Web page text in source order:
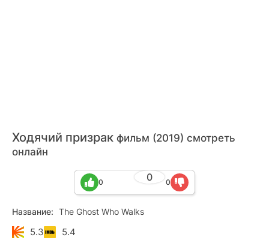
Ходячий призрак фильм (2019) смотреть
онлайн
0
0 0
Название: The Ghost Who Walks
5.3 5.4